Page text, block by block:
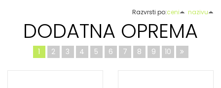
Razvrsti po:ceni nazivu
DODATNA OPREMA
1 2 3 4 5 6 7 8 9 10